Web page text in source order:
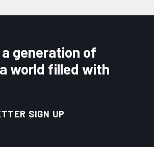
a generation of
a world filled with
SIGN UP